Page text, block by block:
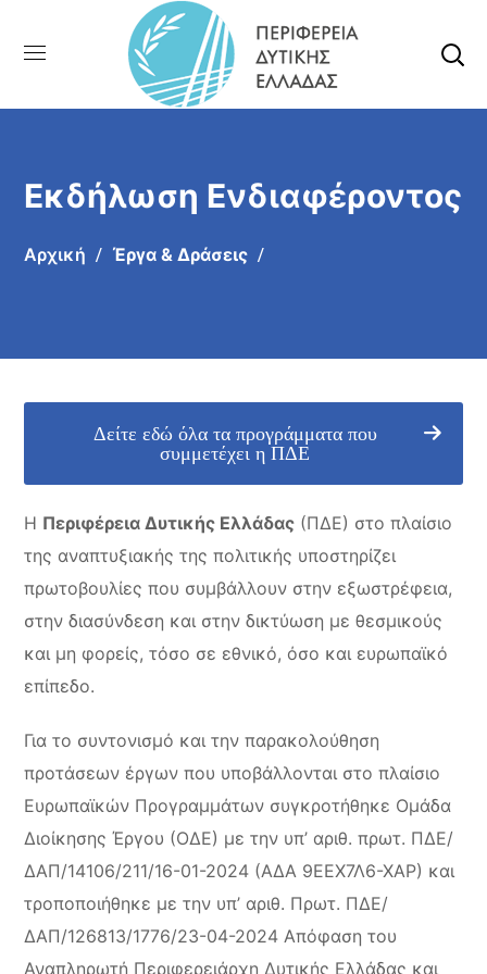
Εκδήλωση Ενδιαφέροντος
Αρχική Έργα & Δράσεις
Δείτε εδώ όλα τα προγράμματα που
συμμετέχει η ΠΔΕ
Η Περιφέρεια Δυτικής Ελλάδας (ΠΔΕ) στο πλαίσιο
της αναπτυξιακής της πολιτικής υποστηρίζει
πρωτοβουλίες που συμβάλλουν στην εξωστρέφεια,
στην διασύνδεση και στην δικτύωση με θεσμικούς
και μη φορείς, τόσο σε εθνικό, όσο και ευρωπαϊκό
επίπεδο.
Για το συντονισμό και την παρακολούθηση
προτάσεων έργων που υποβάλλονται στο πλαίσιο
Ευρωπαϊκών Προγραμμάτων συγκροτήθηκε Ομάδα
Διοίκησης Έργου (ΟΔΕ) με την υπ’ αριθ. πρωτ. ΠΔΕ/
ΔΑΠ/14106/211/16-01-2024 (ΑΔΑ 9ΕΕΧ7Λ6-ΧΑΡ) και
τροποποιήθηκε με την υπ’ αριθ. Πρωτ. ΠΔΕ/
ΔΑΠ/126813/1776/23-04-2024 Απόφαση του
Αναπληρωτή Περιφερειάρχη Δυτικής Ελλάδας και